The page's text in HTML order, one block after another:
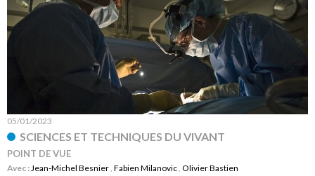
05/01/2023
SCIENCES ET TECHNIQUES DU VIVANT
POINT DE VUE
Avec :Jean-Michel Besnier , Fabien Milanovic , Olivier Bastien